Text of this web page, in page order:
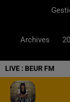
LIVE : BEUR FM
Archives